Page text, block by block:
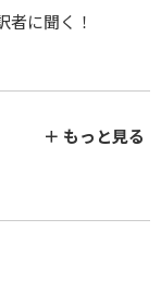
者に聞く！
＋ もっと見る